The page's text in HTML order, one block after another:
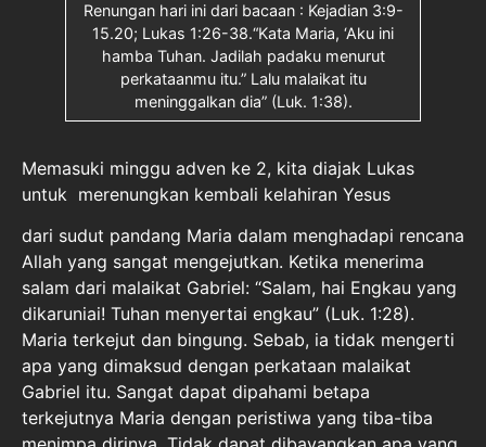
Renungan hari ini dari bacaan : Kejadian 3:9-
15.20; Lukas 1:26-38.“Kata Maria, ‘Aku ini
hamba Tuhan. Jadilah padaku menurut
perkataanmu itu.” Lalu malaikat itu
meninggalkan dia” (Luk. 1:38).
Memasuki minggu adven ke 2, kita diajak Lukas
untuk merenungkan kembali kelahiran Yesus
dari sudut pandang Maria dalam menghadapi rencana
Allah yang sangat mengejutkan. Ketika menerima
salam dari malaikat Gabriel: “Salam, hai Engkau yang
dikaruniai! Tuhan menyertai engkau” (Luk. 1:28).
Maria terkejut dan bingung. Sebab, ia tidak mengerti
apa yang dimaksud dengan perkataan malaikat
Gabriel itu. Sangat dapat dipahami betapa
terkejutnya Maria dengan peristiwa yang tiba-tiba